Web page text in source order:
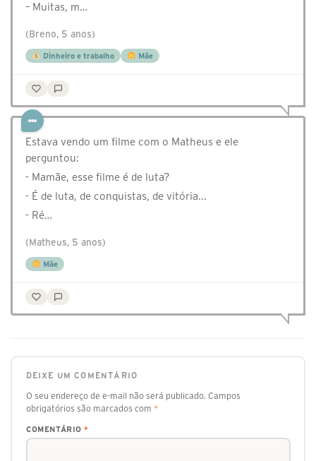
– Muitas, m…
(Breno, 5 anos)
Dinheiro e trabalho Mãe
Estava vendo um filme com o Matheus e ele
perguntou:
- Mamãe, esse filme é de luta?
- É de luta, de conquistas, de vitória...
- Ré…
(Matheus, 5 anos)
Mãe
DEIXE UM COMENTÁRIO
O seu endereço de e-mail não será publicado. Campos
obrigatórios são marcados com *
COMENTÁRIO *